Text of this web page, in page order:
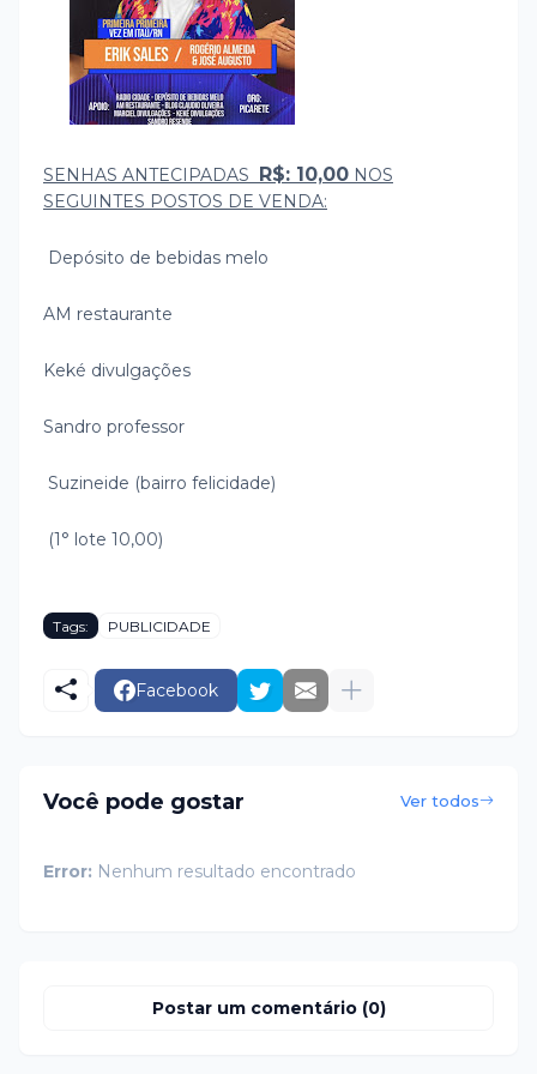
SENHAS ANTECIPADAS R$: 10,00 NOS
SEGUINTES POSTOS DE VENDA:
Depósito de bebidas melo
AM restaurante
Keké divulgações
Sandro professor
Suzineide (bairro felicidade)
(1° lote 10,00)
Tags: PUBLICIDADE
Facebook
Você pode gostar Ver todos
Error: Nenhum resultado encontrado
Postar um comentário (0)